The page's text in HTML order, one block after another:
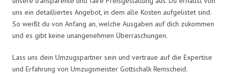
uns ein detailliertes Angebot, in dem alle Kosten aufgelistet sind.
So weißt du von Anfang an, welche Ausgaben auf dich zukommen
und es gibt keine unangenehmen Überraschungen.
Lass uns dein Umzugspartner sein und vertraue auf die Expertise
und Erfahrung von Umzugsmeister Gottschalk Remscheid.